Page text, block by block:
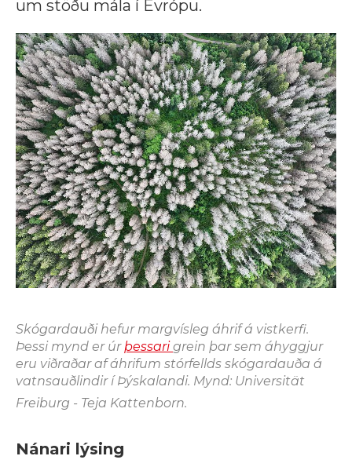
um stöðu mála í Evrópu.
Skógardauði hefur margvísleg áhrif á vistkerfi.
Þessi mynd er úrþessarigrein þar sem áhyggjur
eru viðraðar af áhrifum stórfellds skógardauða á
vatnsauðlindir í Þýskalandi. Mynd: Universität
Freiburg - Teja Kattenborn.
Nánari lýsing